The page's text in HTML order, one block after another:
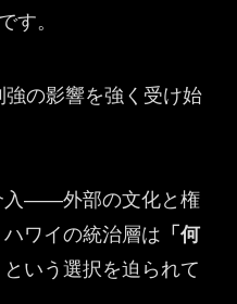
す。
の影響を強く受け始
入——外部の文化と権
ワイの統治層は 「何
という選択を迫られて